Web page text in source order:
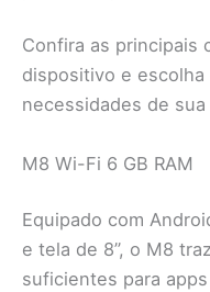
Confira as principais
dispositivo e
necessidades de sua
M8 Wi-Fi 6 GB RAM
Equipado com
e tela de 8”, o M8
suficientes para